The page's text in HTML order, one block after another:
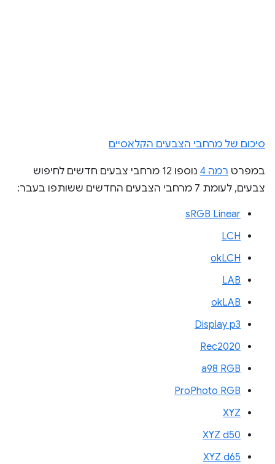
סיכום של מרחבי הצבעים הקלאסיים
במפרט רמה 4
נוספו 12 מרחבי צבעים חדשים לחיפוש
צבעים, לעומת 7 מרחבי הצבעים החדשים ששותפו בעבר:
sRGB Linear
LCH
okLCH
LAB
okLAB
Display p3
Rec2020
a98 RGB
ProPhoto RGB
XYZ
XYZ d50
XYZ d65